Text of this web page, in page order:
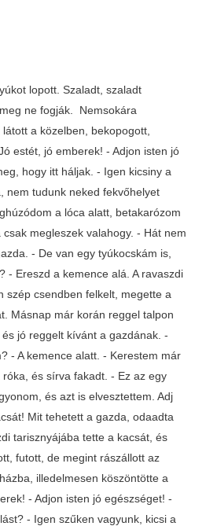
lopott. Szaladt, szaladt
ne fogják. Nemsokára
a közelben, bekopogott,
estét, jó emberek! - Adjon isten jó
hogy itt háljak. - Igen kicsiny a
nem tudunk neked fekvőhelyet
a lóca alatt, betakarózom
megleszek valahogy. - Hát nem
- De van egy tyúkocskám is,
- Ereszd a kemence alá. A ravaszdi
szép csendben felkelt, megette a
Másnap már korán reggel talpon
jó reggelt kívánt a gazdának. -
- A kemence alatt. - Kerestem már
és sírva fakadt. - Ez az egy
és azt is elvesztettem. Adj
Mit tehetett a gazda, odaadta
tarisznyájába tette a kacsát, és
futott, de megint rászállott az
illedelmesen köszöntötte a
- Adjon isten jó egészséget! -
- Igen szűken vagyunk, kicsi a